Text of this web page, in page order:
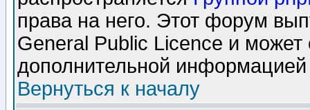
права на него. Этот форум
General Public Licence и может
дополнительной
Вернуться к началу